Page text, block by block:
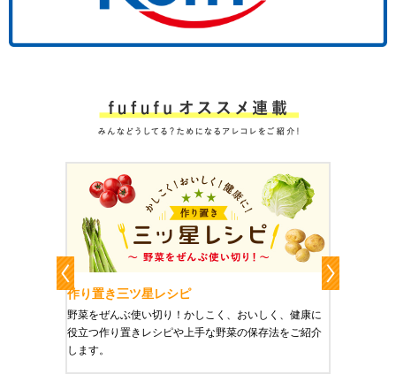
作り置き三ツ星レシピ
野菜をぜんぶ使い切り！かしこく、おいしく、健康に
役立つ作り置きレシピや上手な野菜の保存法をご紹介
します。